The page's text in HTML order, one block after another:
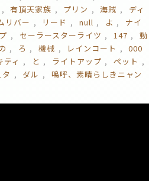
有頂天家族 プリン 海賊
ディ
リバー リード null よ
ナイ
セーラースターライツ 147
動
ろ 機械 レインコート
000
ティ と ライトアップ
ペット
ダル
嗚呼、素晴らしきニャン